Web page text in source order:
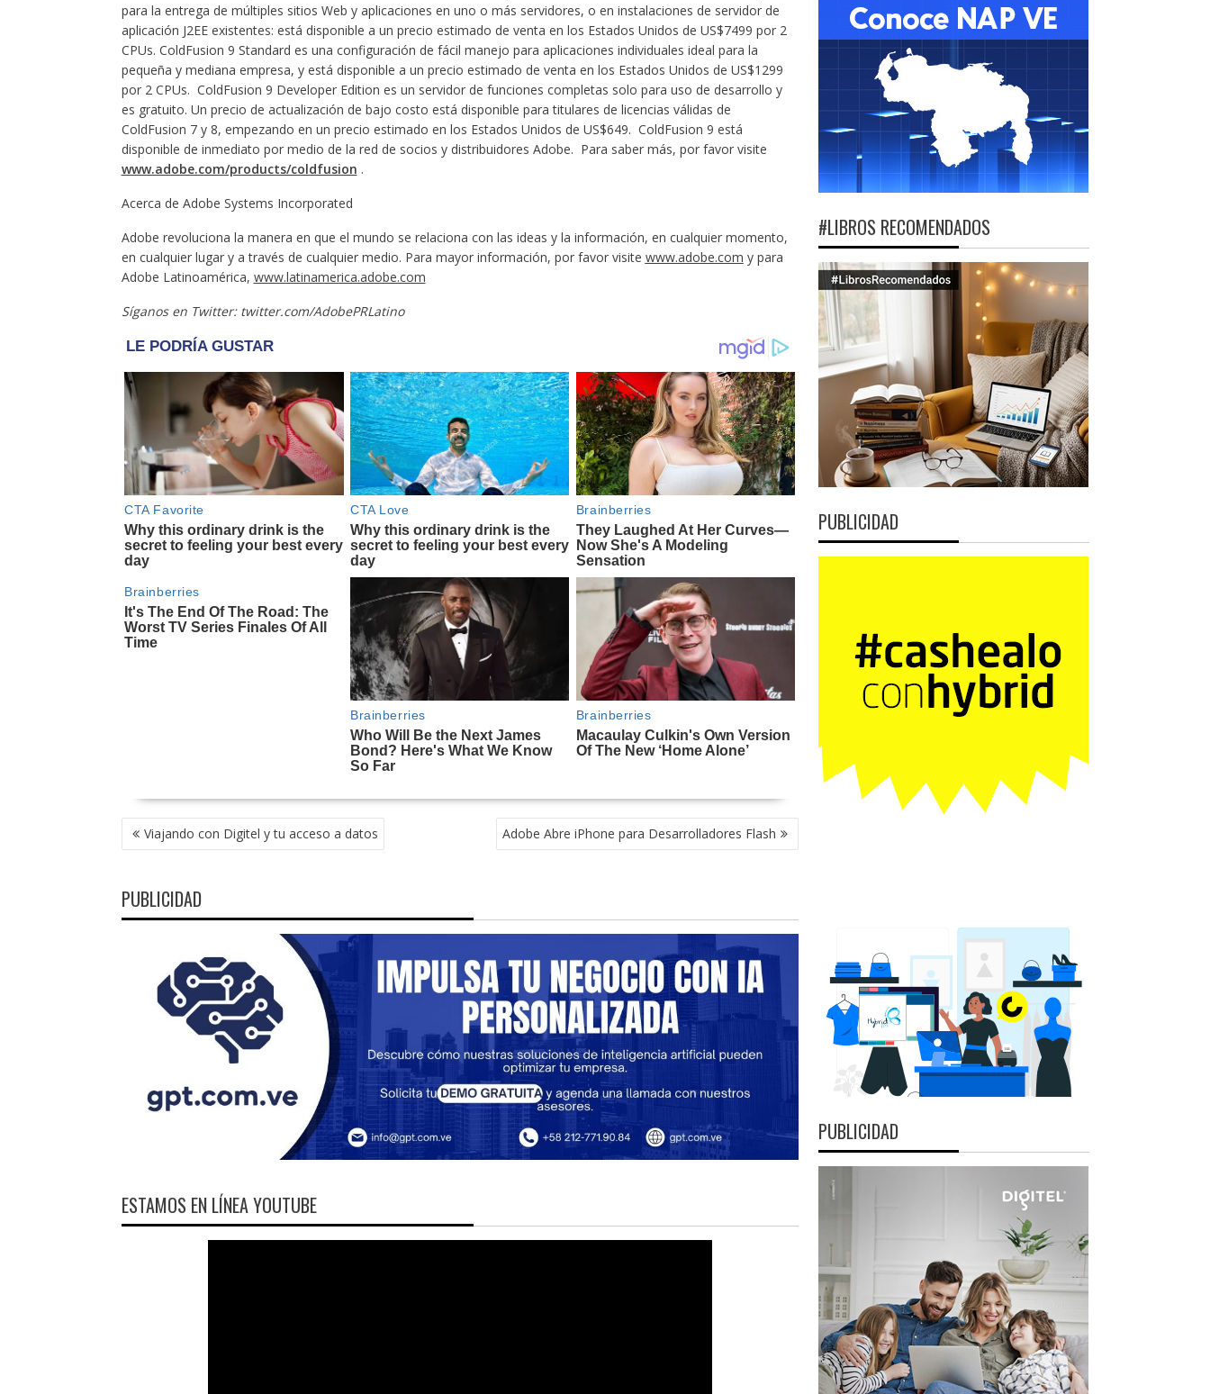
para la entrega de múltiples sitios Web y aplicaciones en uno o más servidores, o en instalaciones de servidor de
aplicación J2EE existentes: está disponible a un precio estimado de venta en los Estados Unidos de US$7499 por 2
CPUs. ColdFusion 9 Standard es una configuración de fácil manejo para aplicaciones individuales ideal para la
pequeña y mediana empresa, y está disponible a un precio estimado de venta en los Estados Unidos de US$1299
por 2 CPUs. ColdFusion 9 Developer Edition es un servidor de funciones completas solo para uso de desarrollo y
es gratuito. Un precio de actualización de bajo costo está disponible para titulares de licencias válidas de
ColdFusion 7 y 8, empezando en un precio estimado en los Estados Unidos de US$649. ColdFusion 9 está
disponible de inmediato por medio de la red de socios y distribuidores Adobe. Para saber más, por favor visite
www.adobe.com/products/coldfusion .
Acerca de Adobe Systems Incorporated
Adobe revoluciona la manera en que el mundo se relaciona con las ideas y la información, en cualquier momento,
en cualquier lugar y a través de cualquier medio. Para mayor información, por favor visite www.adobe.com y para
Adobe Latinoamérica, www.latinamerica.adobe.com
Síganos en Twitter: twitter.com/AdobePRLatino
NAVEGACIÓN
DE Viajando con Digitel y tu acceso a datos Adobe Abre iPhone para Desarrolladores Flash
PUBLICIDAD
ESTAMOS EN LÍNEA YOUTUBE
#LIBROS RECOMENDADOS
PUBLICIDAD
PUBLICIDAD